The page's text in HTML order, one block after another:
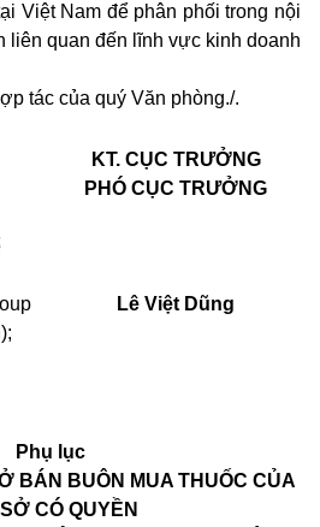
Việt Nam để phân phối trong nội
liên quan đến lĩnh vực kinh doanh
tác của quý Văn phòng./.
KT. CỤC TRƯỞNG
PHÓ CỤC TRƯỞNG
Lê Việt Dũng
Phụ lục
BÁN BUÔN MUA THUỐC CỦA
CÓ QUYỀN